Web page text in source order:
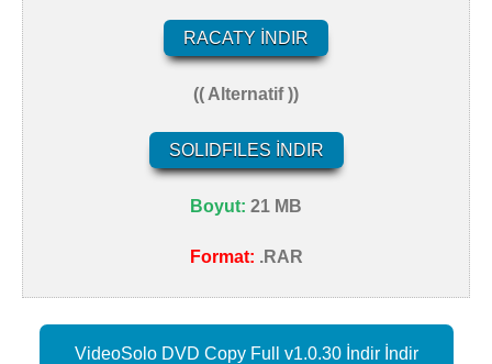
RACATY İNDIR
(( Alternatif ))
SOLIDFILES İNDIR
Boyut: 21 MB
Format: .RAR
VideoSolo DVD Copy Full v1.0.30 İndir İndir